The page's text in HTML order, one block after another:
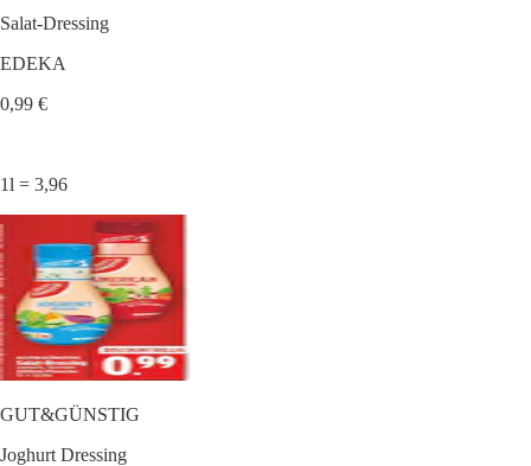
Salat-Dressing
EDEKA
0,99 €
1l = 3,96
GUT&GÜNSTIG
Joghurt Dressing